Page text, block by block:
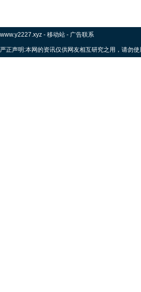
www.y2227.xyz - 移动站 - 广告联系
严正声明:本网的资讯仅供网友相互研究之用，请勿使